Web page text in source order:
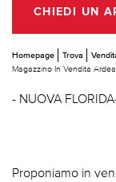
CHIEDI UN
Homepage Trova
Magazzino In Vendita Ardea
- NUOVA
Proponiamo in